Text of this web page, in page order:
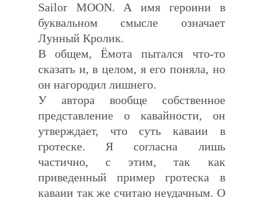
Sailor MOON. А имя героини в
буквальном смысле означает
Лунный Кролик.
В общем, Ёмота пытался что-то
сказать и, в целом, я его поняла, но
он нагородил лишнего.
У автора вообще собственное
представление о кавайности, он
утверждает, что суть каваии в
гротеске. Я согласна лишь
частично, с этим, так как
приведенный пример гротеска в
каваии так же считаю неудачным. О